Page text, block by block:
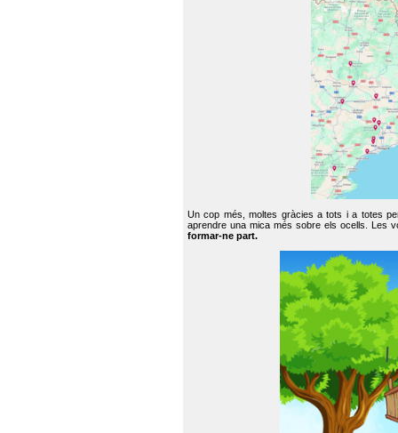
Un cop més, moltes gràcies a tots i a totes
aprendre una mica més sobre els ocells. Les
formar-ne part.